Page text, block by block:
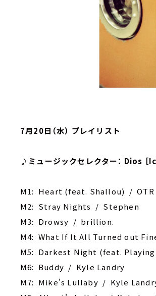
7月20日（水） プレイリスト
♪ミュージックセレクター： Dios
M1: Heart (feat. Shallou) / OTR
M2: Stray Nights / Stephen
M3: Drowsy / brillion.
M4: What If It All Turned out
M5: Darkest Night (feat. Playing
M6: Buddy / Kyle Landry
M7: Mike's Lullaby / Kyle